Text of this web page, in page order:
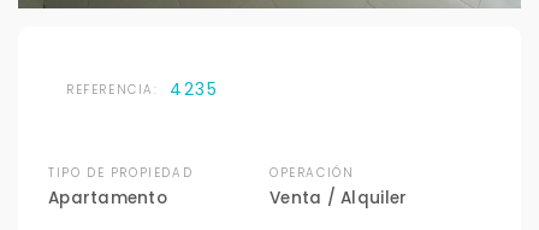
REFERENCIA: 4235
TIPO DE PROPIEDAD
Apartamento
OPERACIÓN
Venta / Alquiler